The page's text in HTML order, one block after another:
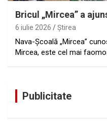
Bricul „Mircea” a
6 iulie 2026 Ştirea
Nava-Școală „Mircea”
Mircea, este cel mai
Publicitate